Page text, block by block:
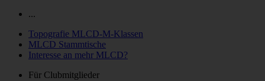
...
Topografie MLCD-M-Klassen
MLCD Stammtische
Interesse an mehr MLCD?
Für Clubmitglieder